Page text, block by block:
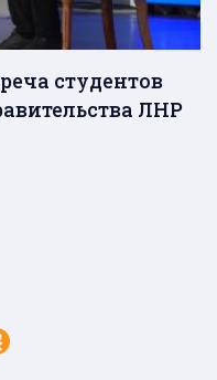
студентов
ЛНР